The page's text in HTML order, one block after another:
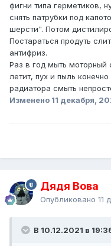
фигни типа герметиков,
снять патрубки под
шерсти". Потом
Постараться продуть
антифриз.
Раз в год мыть моторный
летит, пух и пыль
радиатора смыть
Изменено 11 декабря,
Дядя Вова
Опубликовано 11
В 10.12.2021 в